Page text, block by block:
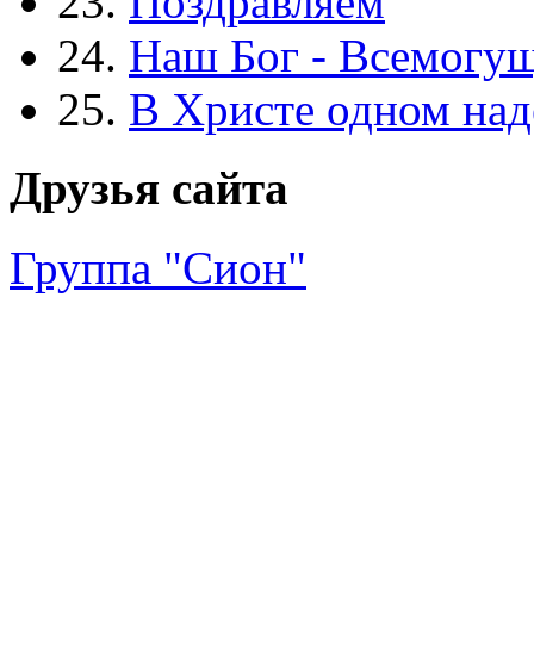
24. Наш Бог -
25. В Христе одном
Друзья сайта
Группа "Сион"